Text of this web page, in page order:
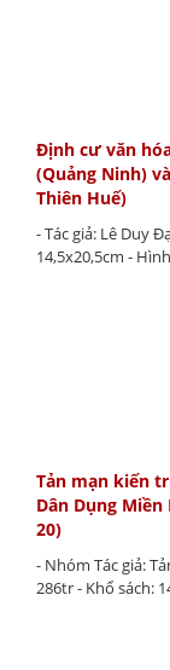
Định cư văn
(Quảng Ninh)
Thiên Huế)
- Tác giả: Lê Duy
14,5x20,5cm -
Tản mạn kiến
Dân Dụng Miền
20)
- Nhóm Tác giả:
286tr - Khổ sách: